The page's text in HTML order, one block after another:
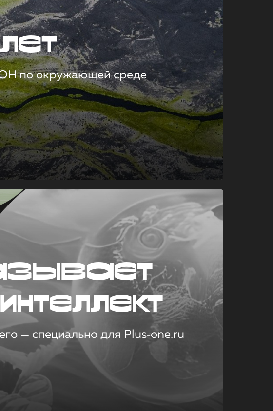
по окружающей среде
— специально для Plus‑one.ru